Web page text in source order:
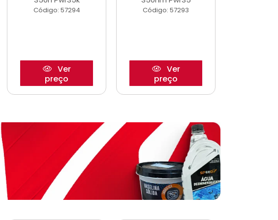
Código: 57294
Ver
preço
Código: 57293
Ver
preço